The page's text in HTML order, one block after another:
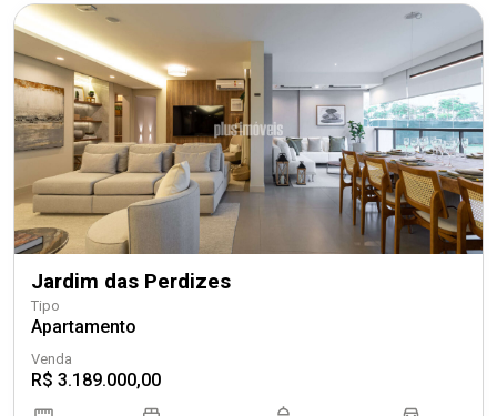
Jardim das Perdizes
Tipo
Apartamento
Venda
R$ 3.189.000,00